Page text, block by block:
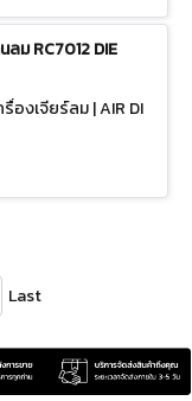
ม RC7012 DIE
รื่องเจียร์ลม | AIR DI
Last